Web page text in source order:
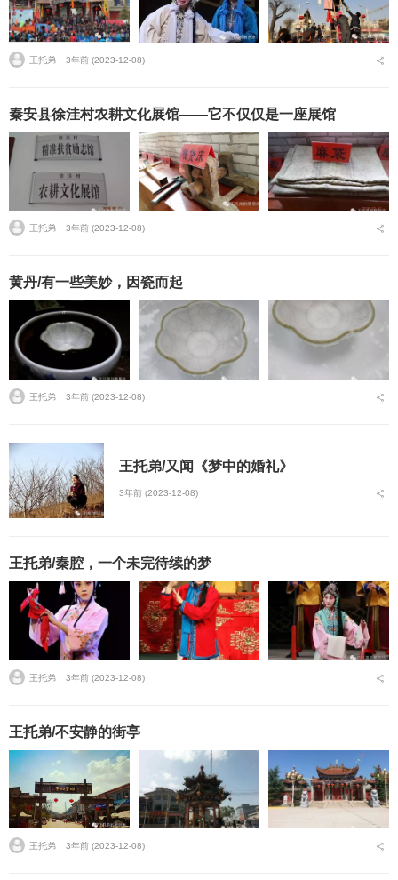
王托弟 ⋅ 3年前 (2023-12-08)
秦安县徐洼村农耕文化展馆——它不仅仅是一座展馆
王托弟 ⋅ 3年前 (2023-12-08)
黄丹/有一些美妙，因瓷而起
王托弟 ⋅ 3年前 (2023-12-08)
王托弟/又闻《梦中的婚礼》
3年前 (2023-12-08)
王托弟/秦腔，一个未完待续的梦
王托弟 ⋅ 3年前 (2023-12-08)
王托弟/不安静的街亭
王托弟 ⋅ 3年前 (2023-12-08)